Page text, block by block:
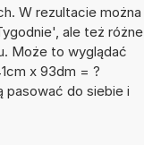
W rezultacie można
ale też różne
Może to wyglądać
x 93dm = ?
pasować do siebie i